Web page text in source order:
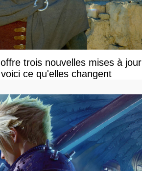
trois nouvelles mises à jour
ce qu'elles changent